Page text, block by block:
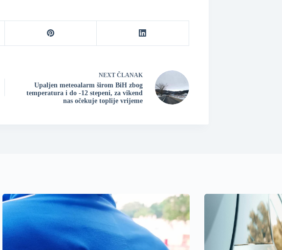
NEXT ČLANAK
Upaljen meteoalarm širom BiH zbog
temperatura i do -12 stepeni, za vikend
nas očekuje toplije vrijeme